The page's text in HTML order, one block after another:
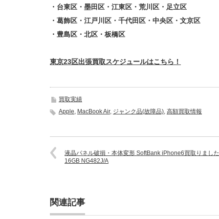
・台東区・墨田区・江東区・荒川区・足立区
・葛飾区・江戸川区・千代田区・中央区・文京区
・豊島区・北区・板橋区
東京23区出張買取スケジュールはこちら！
買取実績
Apple MacBook Air, ジャンク品(故障品) 高額買取情報
液晶パネル破損・本体変形 SoftBank iPhone6買取りました
16GB NG482J/A
関連記事